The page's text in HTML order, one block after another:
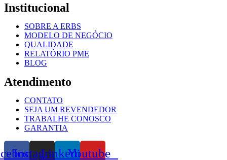
Institucional
SOBRE A ERBS
MODELO DE NEGÓCIO
QUALIDADE
RELATÓRIO PME
BLOG
Atendimento
CONTATO
SEJA UM REVENDEDOR
TRABALHE CONOSCO
GARANTIA
InstagramLinkedinYoutube